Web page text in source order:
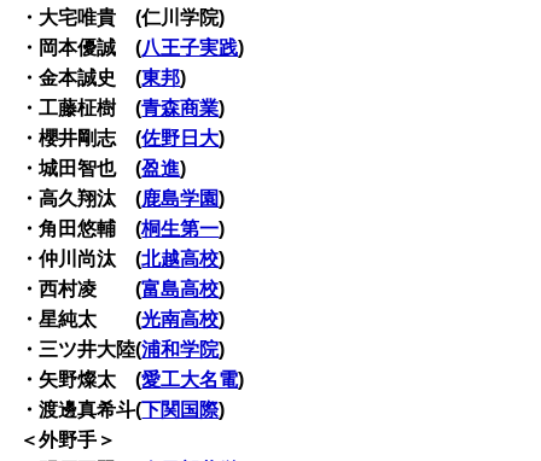
・大宅唯貴 (仁川学院)
・岡本優誠 (八王子実践)
・金本誠史 (東邦)
・工藤柾樹 (青森商業)
・櫻井剛志 (佐野日大)
・城田智也 (盈進)
・高久翔汰 (鹿島学園)
・角田悠輔 (桐生第一)
・仲川尚汰 (北越高校)
・西村凌 (富島高校)
・星純太 (光南高校)
・三ツ井大陸(浦和学院)
・矢野燦太 (愛工大名電)
・渡邊真希斗(下関国際)
＜外野手＞